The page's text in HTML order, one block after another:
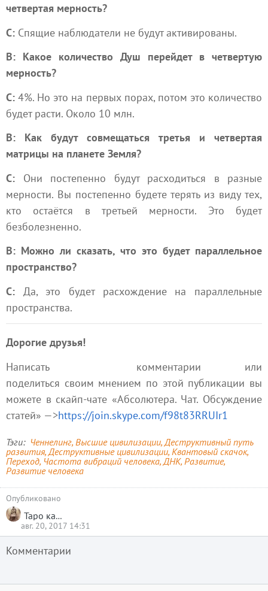
четвертая мерность?
С: Спящие наблюдатели не будут активированы.
В: Какое количество Душ перейдет в четвертую
мерность?
С: 4%. Но это на первых порах, потом это количество
будет расти. Около 10 млн.
В: Как будут совмещаться третья и четвертая
матрицы на планете Земля?
С: Они постепенно будут расходиться в разные
мерности. Вы постепенно будете терять из виду тех,
кто остаётся в третьей мерности. Это будет
безболезненно.
В: Можно ли сказать, что это будет параллельное
пространство?
С: Да, это будет расхождение на параллельные
пространства.
Дорогие друзья!
Написать комментарии или
поделиться своим мнением по этой публикации вы
можете в скайп-чате «Абсолютера. Чат. Обсуждение
статей» —>https://join.skype.com/f98t83RRUIr1
Тэги Ченнелинг Высшие цивилизации Деструктивный путь
развития Деструктивные цивилизации Квантовый скачок
Переход Частота вибраций человека ДНК Развитие
Развитие человека
Опубликовано
Таро карты
авг. 20, 2017 14:31
Комментарии